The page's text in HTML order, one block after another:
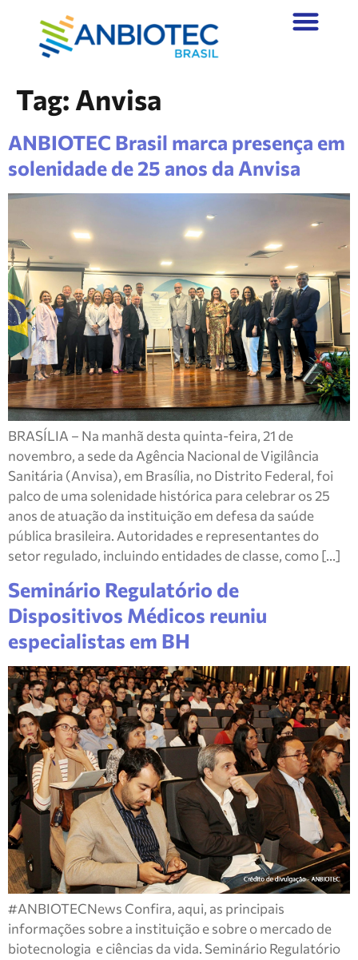
Tag: Anvisa
ANBIOTEC Brasil marca presença em
solenidade de 25 anos da Anvisa
BRASÍLIA – Na manhã desta quinta-feira, 21 de
novembro, a sede da Agência Nacional de Vigilância
Sanitária (Anvisa), em Brasília, no Distrito Federal, foi
palco de uma solenidade histórica para celebrar os 25
anos de atuação da instituição em defesa da saúde
pública brasileira. Autoridades e representantes do
setor regulado, incluindo entidades de classe, como […]
Seminário Regulatório de
Dispositivos Médicos reuniu
especialistas em BH
#ANBIOTECNews Confira, aqui, as principais
informações sobre a instituição e sobre o mercado de
biotecnologia e ciências da vida. Seminário Regulatório